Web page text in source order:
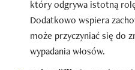
który odgrywa istotną
Dodatkowo wspiera
może przyczyniać się do
wypadania włosów.